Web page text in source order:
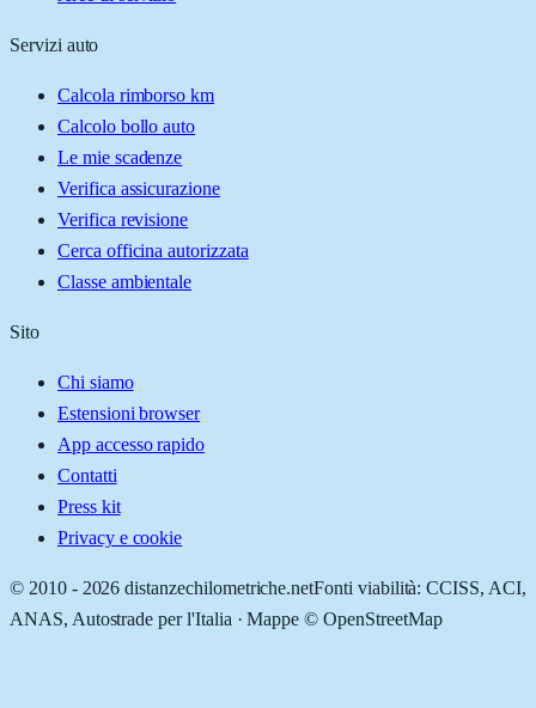
Servizi auto
Calcola rimborso km
Calcolo bollo auto
Le mie scadenze
Verifica assicurazione
Verifica revisione
Cerca officina autorizzata
Classe ambientale
Sito
Chi siamo
Estensioni browser
App accesso rapido
Contatti
Press kit
Privacy e cookie
© 2010 - 2026 distanzechilometriche.netFonti viabilità: CCISS, ACI,
ANAS, Autostrade per l'Italia · Mappe © OpenStreetMap